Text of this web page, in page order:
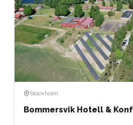
Stockholm
Bommersvik Hotell &